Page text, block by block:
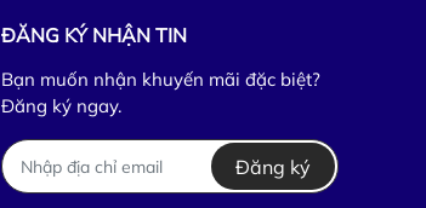
ĐĂNG KÝ NHẬN TIN
Bạn muốn nhận khuyến mãi đặc biệt?
Đăng ký ngay.
Đăng ký